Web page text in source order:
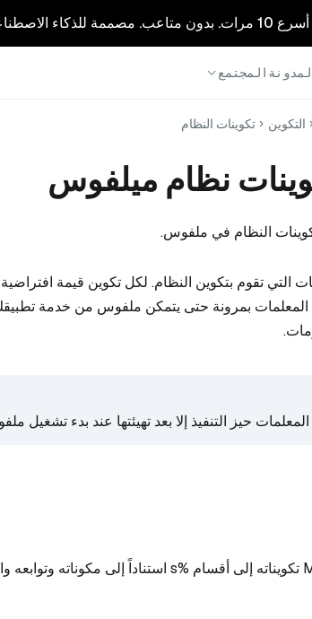
المجتمع
التكوين تكوينات النظام
نظام ميلفوس
النظام في ملفوس.
التي تقوم بتكوين النظام. لكل تكوين قيمة
المعلمات بمرونة حتى يتمكن ملفوس من خدمة
حيز التنفيذ إلا بعد تهيئتها عند بدء تشغيل